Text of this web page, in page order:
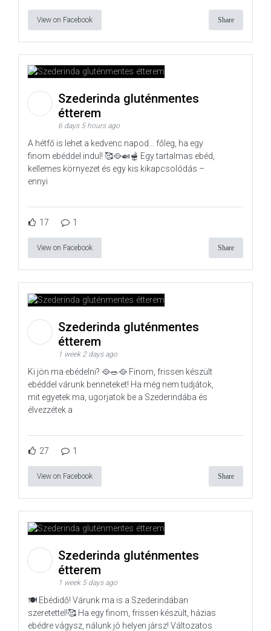
View on Facebook Share
Szederinda gluténmentes
étterem
6 days 5 hours ago
A hétfő is lehet a kedvenc napod… főleg, ha egy
finom ebéddel indul! 🥰🥘🍛🫕 Egy tartalmas ebéd,
kellemes környezet és egy kis kikapcsolódás –
ennyi
17 1
View on Facebook Share
Szederinda gluténmentes
étterem
1 week 2 days ago
Ki jön ma ebédelni? 🥘🥗🥘 Finom, frissen készült
ebéddel várunk benneteket! Ha még nem tudjátok,
mit egyetek ma, ugorjatok be a Szederindába és
élvezzétek a
27 1
View on Facebook Share
Szederinda gluténmentes
étterem
1 week 5 days ago
🍽️ Ebédidő! Várunk ma is a Szederindában
szeretettel!🥰 Ha egy finom, frissen készült, házias
ebédre vágysz, nálunk jó helyen jársz! Változatos